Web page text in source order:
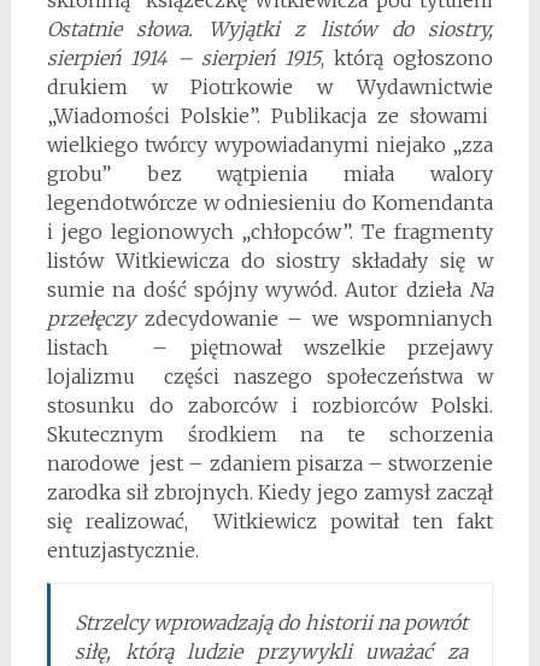
Ostatnie słowa. Wyjątki z listów do siostry,
sierpień 1914 – sierpień 1915, którą ogłoszono
drukiem w Piotrkowie w Wydawnictwie
„Wiadomości Polskie”. Publikacja ze słowami
wielkiego twórcy wypowiadanymi niejako „zza
grobu” bez wątpienia miała walory
legendotwórcze w odniesieniu do Komendanta
i jego legionowych „chłopców”. Te fragmenty
listów Witkiewicza do siostry składały się w
sumie na dość spójny wywód. Autor dzieła Na
przełęczyzdecydowanie – we wspomnianych
listach – piętnował wszelkie przejawy
lojalizmu części naszego społeczeństwa w
stosunku do zaborców i rozbiorców Polski.
Skutecznym środkiem na te schorzenia
narodowe jest – zdaniem pisarza – stworzenie
zarodka sił zbrojnych. Kiedy jego zamysł zaczął
się realizować, Witkiewicz powitał ten fakt
entuzjastycznie.
Strzelcy wprowadzają do historii na powrót
siłę, którą ludzie przywykli uważać za